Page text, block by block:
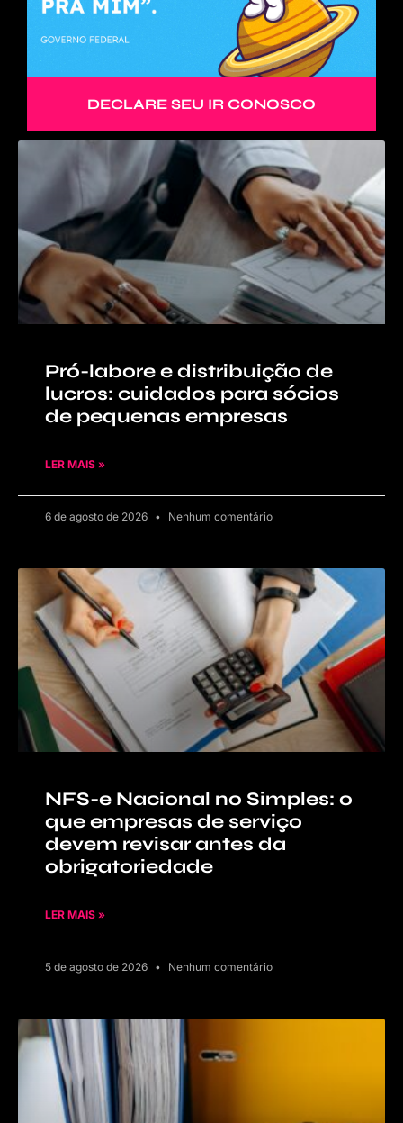
DECLARE SEU IR CONOSCO
Pró-labore e distribuição de
lucros: cuidados para sócios
de pequenas empresas
LER MAIS »
6 de agosto de 2026 Nenhum comentário
NFS-e Nacional no Simples: o
que empresas de serviço
devem revisar antes da
obrigatoriedade
LER MAIS »
5 de agosto de 2026 Nenhum comentário